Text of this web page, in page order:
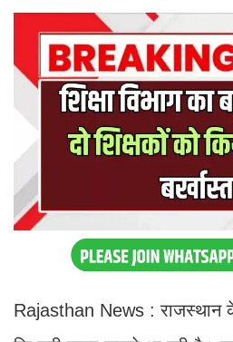
Rajasthan News : राजस्थान